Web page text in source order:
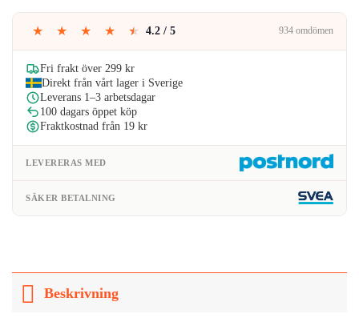
★ ★ ★ ★ ★ 4.2 / 5 934 omdömen
Fri frakt över 299 kr
Direkt från vårt lager i Sverige
Leverans 1–3 arbetsdagar
100 dagars öppet köp
Fraktkostnad från 19 kr
LEVERERAS MED
SÄKER BETALNING
Beskrivning